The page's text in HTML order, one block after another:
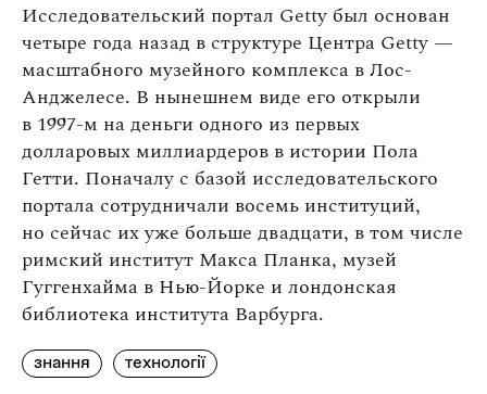
Исследовательский портал Getty был основан
четыре года назад в структуре Центра Getty —
масштабного музейного комплекса в Лос-
Анджелесе. В нынешнем виде его открыли
в 1997-м на деньги одного из первых
долларовых миллиардеров в истории Пола
Гетти. Поначалу с базой исследовательского
портала сотрудничали восемь институций,
но сейчас их уже больше двадцати, в том числе
римский институт Макса Планка, музей
Гуггенхайма в Нью-Йорке и лондонская
библиотека института Варбурга.
знання технології